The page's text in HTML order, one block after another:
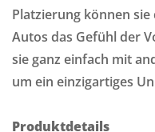
Platzierung können
Autos das Gefühl der
sie ganz einfach mit
um ein einzigartiges
Produktdetails